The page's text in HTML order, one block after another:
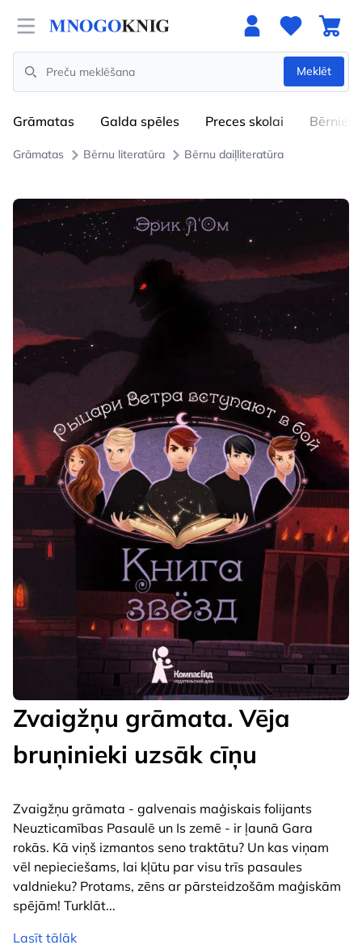
Open menu
Search
Meklēt
Grāmatas Galda spēles Preces skolai Bērniem
Grāmatas Bērnu literatūra Bērnu daiļliteratūra
Zvaigžņu grāmata. Vēja
bruņinieki uzsāk cīņu
Zvaigžņu grāmata - galvenais maģiskais folijants
Neuzticamības Pasaulē un Is zemē - ir ļaunā Gara
rokās. Kā viņš izmantos seno traktātu? Un kas viņam
vēl nepieciešams, lai kļūtu par visu trīs pasaules
valdnieku? Protams, zēns ar pārsteidzošām maģiskām
spējām! Turklāt...
Lasīt tālāk